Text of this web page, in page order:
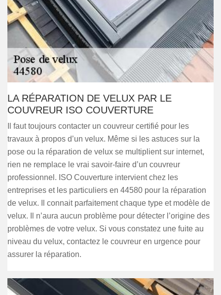
LA RÉPARATION DE VELUX PAR LE
COUVREUR ISO COUVERTURE
Il faut toujours contacter un couvreur certifié pour les
travaux à propos d’un velux. Même si les astuces sur la
pose ou la réparation de velux se multiplient sur internet,
rien ne remplace le vrai savoir-faire d’un couvreur
professionnel. ISO Couverture intervient chez les
entreprises et les particuliers en 44580 pour la réparation
de velux. Il connait parfaitement chaque type et modèle de
velux. Il n’aura aucun problème pour détecter l’origine des
problèmes de votre velux. Si vous constatez une fuite au
niveau du velux, contactez le couvreur en urgence pour
assurer la réparation.